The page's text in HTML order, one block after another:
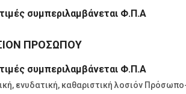
συμπεριλαμβάνεται Φ.Π.Α
ΠΡΟΣΩΠΟΥ
συμπεριλαμβάνεται Φ.Π.Α
ενυδατική, καθαριστική λοσιόν